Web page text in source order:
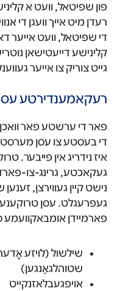
פון שפיטאל, וועט א
רעדן מיט אייך וועגן די
די שפיטאל, וועט אייער
קלינישע דייעטישאן
גייט צוריק צו אייער
רעקאמענדירטע
פאר די ערשטע פאר וואכן
די בעסטע צו עסן
איז נידריג אין פייבער.
געקאכטע, גרינג-צו-
נישט קיין געווירצן, זענען
געפרעגלט. עסן טרוקענע
פארמיידן אומבאקוועמע
שילשול (לױזע אָדער
שטוהלגאַנגען)
אויפגעבלאזנקייט